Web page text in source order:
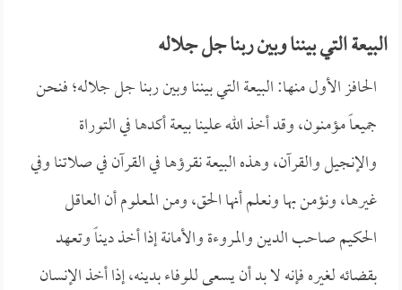
البيعة التي بيننا وبين ربنا جل جلاله
الحافز الأول منها: البيعة التي بيننا وبين ربنا جل جلاله؛ فنحن
جميعاً مؤمنون، وقد أخذ الله علينا بيعة أكدها في التوراة
والإنجيل والقرآن، وهذه البيعة نقرؤها في القرآن في صلاتنا وفي
غيرها، ونؤمن بها ونعلم أنها الحق، ومن المعلوم أن العاقل
الحكيم صاحب الدين والمروءة والأمانة إذا أخذ ديناً وتعهد
بقضائه لغيره فإنه لا بد أن يسعى للوفاء بدينه، إذا أخذ الإنسان